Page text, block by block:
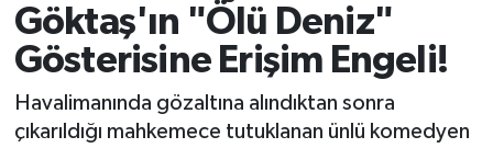
Göktaş'ın "Ölü Deniz"
Gösterisine Erişim Engeli!
Havalimanında gözaltına alındıktan sonra
çıkarıldığı mahkemece tutuklanan ünlü komedyen
Süper Lig Puan Durumu ve Fikstür
Tüm Manşetler
Son Dakika Haberleri